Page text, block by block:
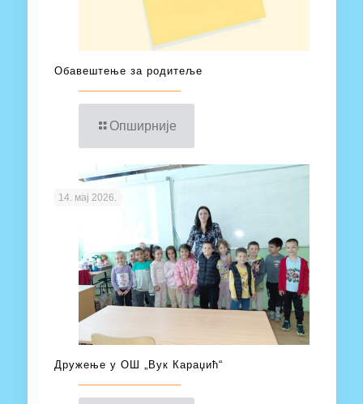
Обавештење за родитеље
Опширније
14. мај 2026.
Дружење у ОШ „Вук Караџић“